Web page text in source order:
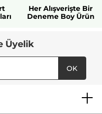
Her Alışverişte Bir
Deneme Boy Ürün
Üyelik
OK